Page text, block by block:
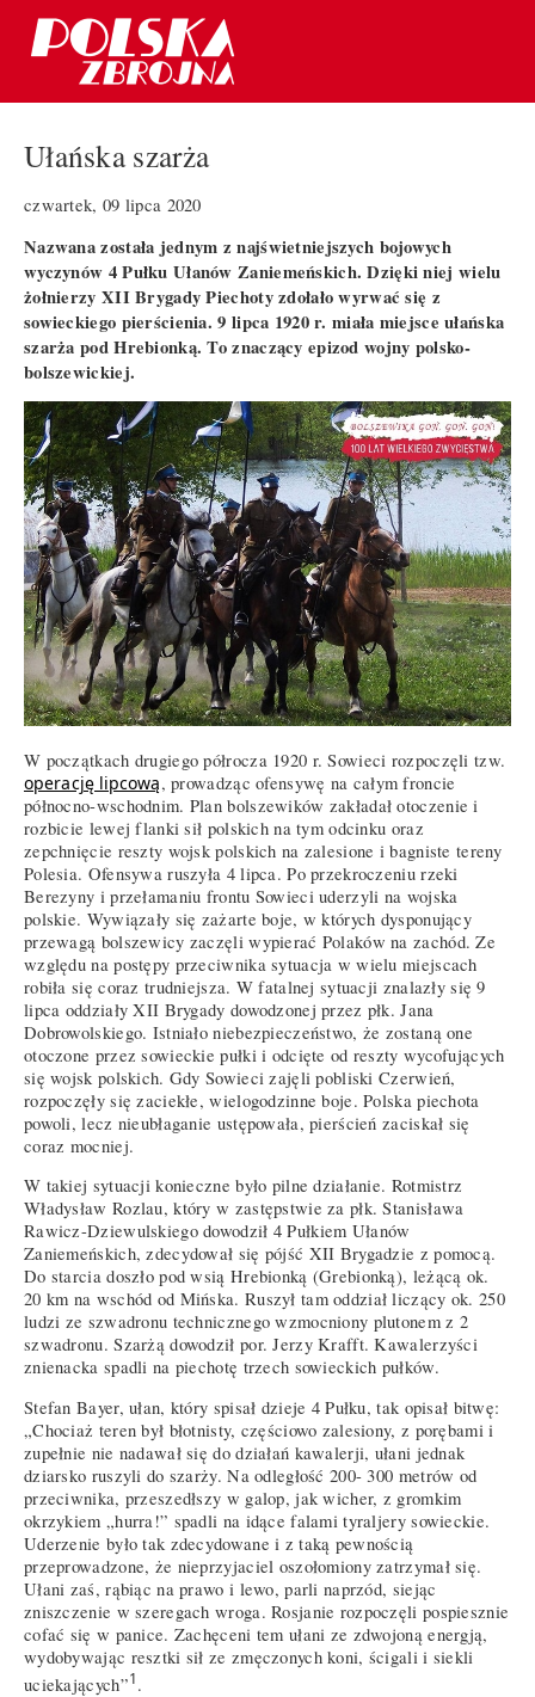
Ułańska szarża
czwartek, 09 lipca 2020
Nazwana została jednym z najświetniejszych bojowych
wyczynów 4 Pułku Ułanów Zaniemeńskich. Dzięki niej wielu
żołnierzy XII Brygady Piechoty zdołało wyrwać się z
sowieckiego pierścienia. 9 lipca 1920 r. miała miejsce ułańska
szarża pod Hrebionką. To znaczący epizod wojny polsko-
bolszewickiej.
W początkach drugiego półrocza 1920 r. Sowieci rozpoczęli tzw.
operację lipcową, prowadząc ofensywę na całym froncie
północno-wschodnim. Plan bolszewików zakładał otoczenie i
rozbicie lewej flanki sił polskich na tym odcinku oraz
zepchnięcie reszty wojsk polskich na zalesione i bagniste tereny
Polesia. Ofensywa ruszyła 4 lipca. Po przekroczeniu rzeki
Berezyny i przełamaniu frontu Sowieci uderzyli na wojska
polskie. Wywiązały się zażarte boje, w których dysponujący
przewagą bolszewicy zaczęli wypierać Polaków na zachód. Ze
względu na postępy przeciwnika sytuacja w wielu miejscach
robiła się coraz trudniejsza. W fatalnej sytuacji znalazły się 9
lipca oddziały XII Brygady dowodzonej przez płk. Jana
Dobrowolskiego. Istniało niebezpieczeństwo, że zostaną one
otoczone przez sowieckie pułki i odcięte od reszty wycofujących
się wojsk polskich. Gdy Sowieci zajęli pobliski Czerwień,
rozpoczęły się zaciekłe, wielogodzinne boje. Polska piechota
powoli, lecz nieubłaganie ustępowała, pierścień zaciskał się
coraz mocniej.
W takiej sytuacji konieczne było pilne działanie. Rotmistrz
Władysław Rozlau, który w zastępstwie za płk. Stanisława
Rawicz-Dziewulskiego dowodził 4 Pułkiem Ułanów
Zaniemeńskich, zdecydował się pójść XII Brygadzie z pomocą.
Do starcia doszło pod wsią Hrebionką (Grebionką), leżącą ok.
20 km na wschód od Mińska. Ruszył tam oddział liczący ok. 250
ludzi ze szwadronu technicznego wzmocniony plutonem z 2
szwadronu. Szarżą dowodził por. Jerzy Krafft. Kawalerzyści
znienacka spadli na piechotę trzech sowieckich pułków.
Stefan Bayer, ułan, który spisał dzieje 4 Pułku, tak opisał bitwę:
„Chociaż teren był błotnisty, częściowo zalesiony, z porębami i
zupełnie nie nadawał się do działań kawalerji, ułani jednak
dziarsko ruszyli do szarży. Na odległość 200- 300 metrów od
przeciwnika, przeszedłszy w galop, jak wicher, z gromkim
okrzykiem „hurra!” spadli na idące falami tyraljery sowieckie.
Uderzenie było tak zdecydowane i z taką pewnością
przeprowadzone, że nieprzyjaciel oszołomiony zatrzymał się.
Ułani zaś, rąbiąc na prawo i lewo, parli naprzód, siejąc
zniszczenie w szeregach wroga. Rosjanie rozpoczęli pospiesznie
cofać się w panice. Zachęceni tem ułani ze zdwojoną energją,
wydobywając resztki sił ze zmęczonych koni, ścigali i siekli
uciekających”1.